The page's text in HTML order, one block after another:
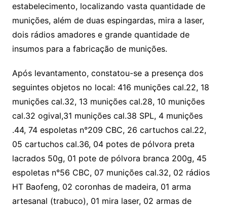
estabelecimento, localizando vasta quantidade de
munições, além de duas espingardas, mira a laser,
dois rádios amadores e grande quantidade de
insumos para a fabricação de munições.
Após levantamento, constatou-se a presença dos
seguintes objetos no local: 416 munições cal.22, 18
munições cal.32, 13 munições cal.28, 10 munições
cal.32 ogival,31 munições cal.38 SPL, 4 munições
.44, 74 espoletas n°209 CBC, 26 cartuchos cal.22,
05 cartuchos cal.36, 04 potes de pólvora preta
lacrados 50g, 01 pote de pólvora branca 200g, 45
espoletas n°56 CBC, 07 munições cal.32, 02 rádios
HT Baofeng, 02 coronhas de madeira, 01 arma
artesanal (trabuco), 01 mira laser, 02 armas de